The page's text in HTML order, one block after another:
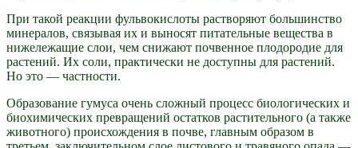
При такой реакции фульвокислоты растворяют большинство
минералов, связывая их и выносят питательные вещества в
нижележащие слои, чем снижают почвенное плодородие для
растений. Их соли, практически не доступны для растений.
Но это — частности.
Образование гумуса очень сложный процесс биологических и
биохимических превращений остатков растительного (а также
животного) происхождения в почве, главным образом в